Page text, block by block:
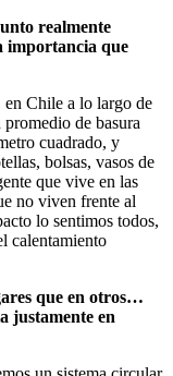
realmente
importancia que
en Chile a lo largo de
de basura
cuadrado, y
bolsas, vasos de
que vive en las
no viven frente al
lo sentimos todos,
calentamiento
que en otros…
justamente en